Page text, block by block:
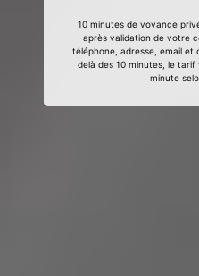
10 minutes de voyance
après validation de votre
téléphone, adresse, email
delà des 10 minutes, le
minute